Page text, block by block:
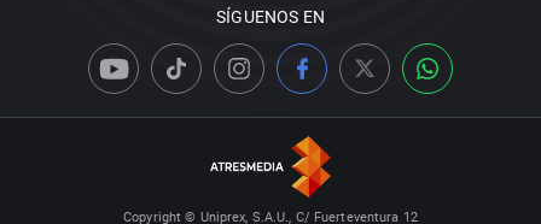
SÍGUENOS EN
Copyright © Uniprex, S.A.U., C/ Fuerteventura 12